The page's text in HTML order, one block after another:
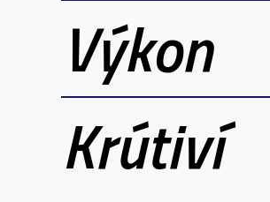
Výkon
Krútiví